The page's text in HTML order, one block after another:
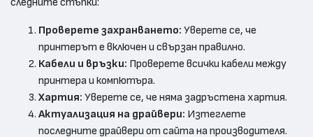
Проверете захранването: Уверете се, че
принтерът е включен и свързан правилно.
Кабели и връзки: Проверете всички кабели между
принтера и компютъра.
Хартия: Уверете се, че няма задръстена хартия.
Актуализация на драйвери: Изтеглете
последните драйвери от сайта на производителя.